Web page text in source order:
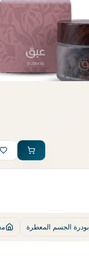
بودرة الجسم المعطرة